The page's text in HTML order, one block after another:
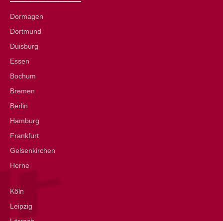
Dormagen
Dortmund
Duisburg
Essen
Bochum
Bremen
Berlin
Hamburg
Frankfurt
Gelsenkirchen
Herne
Köln
Leipzig